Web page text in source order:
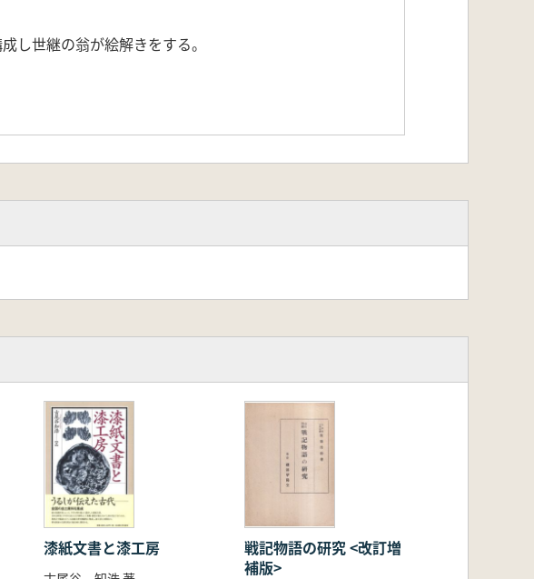
し世継の翁が絵解きをする。
漆紙文書と漆工房
戦記物語の研究 <改訂増
補版>